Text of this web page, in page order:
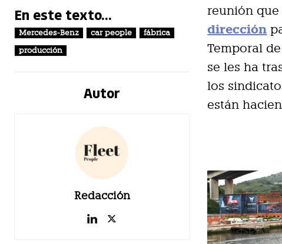
En este texto...
Mercedes-Benz car people
fábrica
producción
Autor
Redacción
reunión
dirección
Temporal
se les ha
los
están